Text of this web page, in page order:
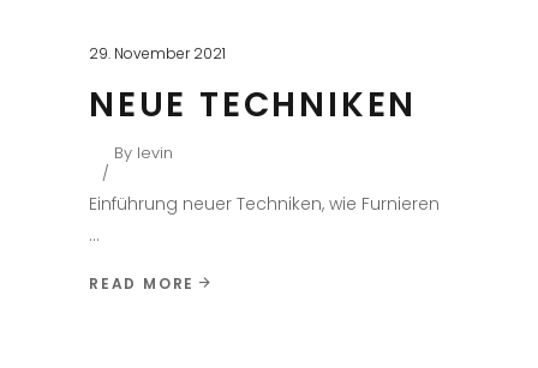
29. November 2021
NEUE TECHNIKEN
By levin
Einführung neuer Techniken, wie Furnieren
READ MORE